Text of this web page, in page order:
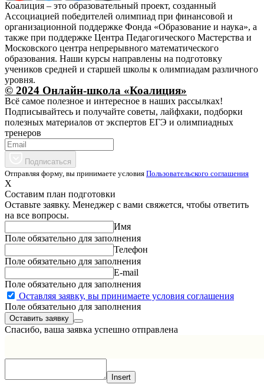
Коалиция – это образовательный проект, созданный
Ассоциацией победителей олимпиад при финансовой и
организационной поддержке Фонда «Образование и наука», а
также при поддержке Центра Педагогического Мастерства и
Московского центра непрерывного математического
образования. Наши курсы направлены на подготовку
учеников средней и старшей школы к олимпиадам различного
уровня.
© 2024 Онлайн-школа «Коалиция»
Всё самое полезное и интересное в наших рассылках!
Подписывайтесь и получайте советы, лайфхаки, подборки
полезных материалов от экспертов ЕГЭ и олимпиадных
тренеров
Подписаться
Отправляя форму, вы принимаете условия Пользовательского соглашения
X
Составим план подготовки
Оставьте заявку. Менеджер с вами свяжется, чтобы ответить
на все вопросы.
Имя
Поле обязательно для заполнения
Телефон
Поле обязательно для заполнения
E-mail
Поле обязательно для заполнения
Оставляя заявку, вы принимаете условия соглашения
Поле обязательно для заполнения
Спасибо, ваша заявка успешно отправлена
Insert